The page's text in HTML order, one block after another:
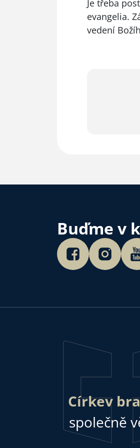
Je třeba
evangelia.
vedení
Buďme v
Církev
společně